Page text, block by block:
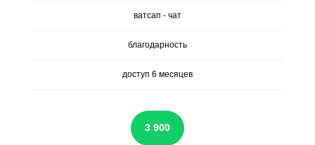
ватсап - чат
благодарность
доступ 6 месяцев
3 900